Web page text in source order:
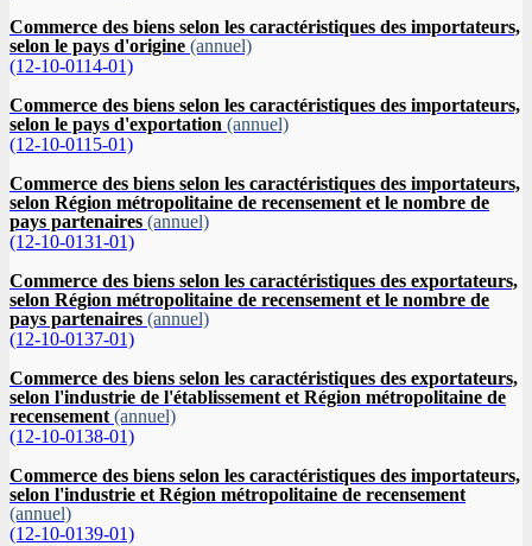
Commerce des biens selon les caractéristiques des importateurs,
selon le pays d'origine (annuel)
(12-10-0114-01)
Commerce des biens selon les caractéristiques des importateurs,
selon le pays d'exportation (annuel)
(12-10-0115-01)
Commerce des biens selon les caractéristiques des importateurs,
selon Région métropolitaine de recensement et le nombre de
pays partenaires (annuel)
(12-10-0131-01)
Commerce des biens selon les caractéristiques des exportateurs,
selon Région métropolitaine de recensement et le nombre de
pays partenaires (annuel)
(12-10-0137-01)
Commerce des biens selon les caractéristiques des exportateurs,
selon l'industrie de l'établissement et Région métropolitaine de
recensement (annuel)
(12-10-0138-01)
Commerce des biens selon les caractéristiques des importateurs,
selon l'industrie et Région métropolitaine de recensement
(annuel)
(12-10-0139-01)